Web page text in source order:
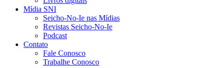
Mídia SNI
Seicho-No-Ie nas Mídias
Revistas Seicho-No-Ie
Podcast
Contato
Fale Conosco
Trabalhe Conosco